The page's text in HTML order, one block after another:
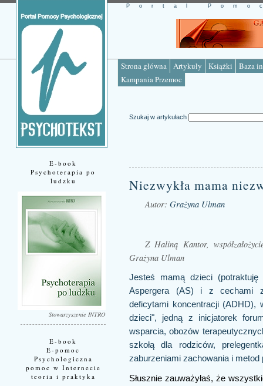
Strona główna Artykuły Książki
Baza
Kampania Przemoc
Portal
E-book
Psychoterapia po
ludzku
Stowarzyszenie INTRO
E-book
E-pomoc
Psychologiczna
pomoc w Internecie
teoria i praktyka
Szukaj w artykułach
Niezwykła mama
Autor: Grażyna Ulman
Z Haliną Kantor,
Grażyna Ulman
Jesteś mamą dzieci (potraktuję
Aspergera (AS) i z cechami
deficytami koncentracji (ADHD),
dzieci", jedną z inicjatorek
wsparcia, obozów
szkołą dla rodziców,
zaburzeniami zachowania i
Słusznie zauważyłaś, że